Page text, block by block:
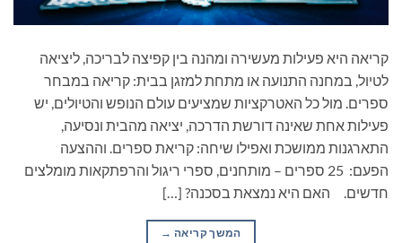
קריאה היא פעילות מעשירה ומהנה בין קפיצה לבריכה, ליציאה
לטיול, במחנה התנועה או מתחת למזגן בבית: קריאה במבחר
ספרים. מול כל האטרקציות שמציעים עולם הנופש והטיולים, יש
פעילות אחת שאינה דורשת הדרכה, יציאה מהבית ונסיעה,
התארגנות ממושכת ואפילו שיחה: קריאת ספרים. וההצעה
הפעם: 25 ספרים – מותחנים, ספרי ריגול והרפתקאות מומלצים
חדשים. האם היא נמצאת בסכנה? […]
המשך קריאה →